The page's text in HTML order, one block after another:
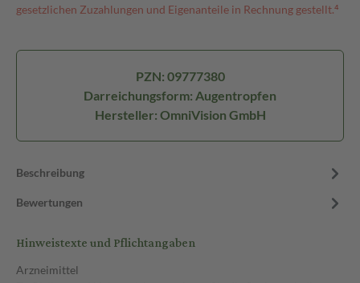
gesetzlichen Zuzahlungen und Eigenanteile in Rechnung gestellt.⁴
PZN: 09777380
Darreichungsform: Augentropfen
Hersteller: OmniVision GmbH
Beschreibung
Bewertungen
Hinweistexte und Pflichtangaben
Arzneimittel